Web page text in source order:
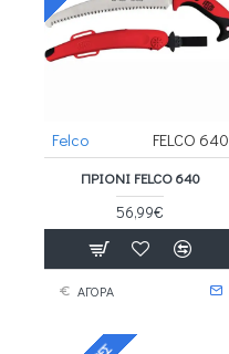
Felco FELCO 640
ΠΡΙΌΝΙ FELCO 640
56,99€
ΑΓΟΡΑ